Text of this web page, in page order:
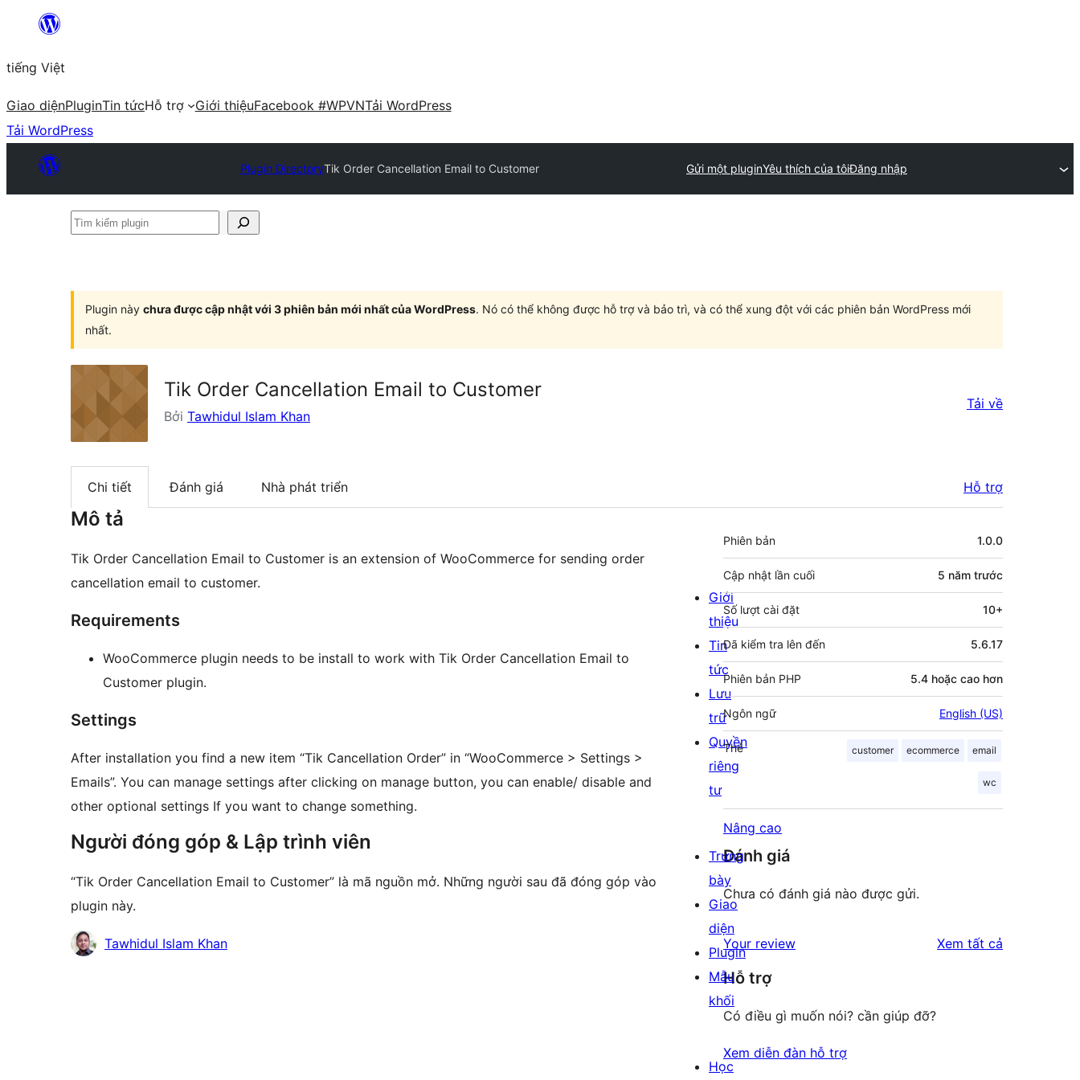
Chuyển
phần
nội
dung
tiếng Việt
Giao diệnPluginTin tứcHỗ trợ Giới thiệuFacebook #WPVNTải WordPress
Tải WordPress
Plugin DirectoryTik Order Cancellation Email to Customer Gửi một pluginYêu thích của tôiĐăng nhập
Tìm
Plugin này chưa được cập nhật với 3 phiên bản mới nhất của WordPress. Nó có thể không được hỗ trợ và bảo trì, và có thể xung đột với các phiên bản WordPress mới
nhất.
Tik Order Cancellation Email to Customer
Bởi Tawhidul Islam Khan
Tải về
Chi tiết Đánh giá Nhà phát triển Hỗ trợ
Mô tả
Tik Order Cancellation Email to Customer is an extension of WooCommerce for sending order
cancellation email to customer.
Requirements
WooCommerce plugin needs to be install to work with Tik Order Cancellation Email to
Customer plugin.
Settings
After installation you find a new item “Tik Cancellation Order” in “WooCommerce > Settings >
Emails”. You can manage settings after clicking on manage button, you can enable/ disable and
other optional settings If you want to change something.
Người đóng góp & Lập trình viên
“Tik Order Cancellation Email to Customer” là mã nguồn mở. Những người sau đã đóng góp vào
plugin này.
NhữngTawhidul Islam Khan
Meta
Phiên bản 1.0.0
Cập nhật lần cuối 5 năm trước
Số lượt cài đặt 10+
Đã kiểm tra lên đến 5.6.17
Phiên bản PHP 5.4 hoặc cao hơn
Ngôn ngữ English (US)
Thẻ customer ecommerce email
wc
Nâng cao
Đánh giá
Chưa có đánh giá nào được gửi.
Your review Xem tất cả
Hỗ trợ
Có điều gì muốn nói? cần giúp đỡ?
Xem diễn đàn hỗ trợ
Giới
thiệu
Tin
tức
Lưu
trữ
Quyền
riêng
tư
Trưng
bày
Giao
diện
Plugin
Mẫu
khối
Học